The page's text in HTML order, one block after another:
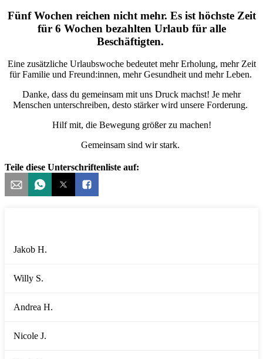
Fünf Wochen reichen nicht mehr. Es ist höchste Zeit
für 6 Wochen bezahlten Urlaub für alle
Beschäftigten.
Eine zusätzliche Urlaubswoche bedeutet mehr Erholung, mehr Zeit
für Familie und Freund:innen, mehr Gesundheit und mehr Leben.
Danke, dass du gemeinsam mit uns Druck machst! Je mehr
Menschen unterschreiben, desto stärker wird unsere Forderung.
Hilf mit, die Bewegung größer zu machen!
Gemeinsam sind wir stark.
Teile diese Unterschriftenliste auf:
Jakob H.
Willy S.
Andrea H.
Nicole J.